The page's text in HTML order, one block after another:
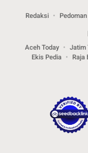
Redaksi
Aceh Today Jatim
Ekis Pedia
Raja